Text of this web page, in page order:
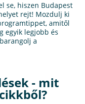
se, hiszen Budapest
rejt! Mozdulj ki
amitől
egyik legjobb és
a
- mit